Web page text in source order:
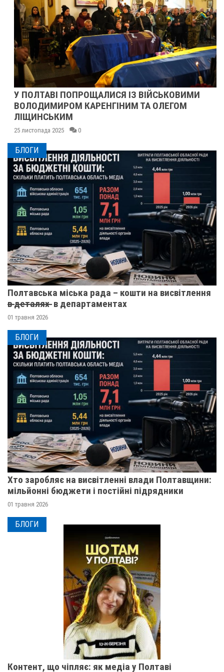
У ПОЛТАВІ ПОПРОЩАЛИСЯ ІЗ ВІЙСЬКОВИМИ
ВОЛОДИМИРОМ КАРЕНГІНИМ ТА ОЛЕГОМ
ЛІЩИНСЬКИМ
25 листопада 2025 0
БЛОГИ
Полтавська міська рада – кошти на висвітлення
в̶ ̶д̶е̶т̶а̶л̶я̶х̶ ̶ в департаментах
01 травня 2026
БЛОГИ
Хто заробляє на висвітленні влади Полтавщини:
мільйонні бюджети і постійні підрядники
01 травня 2026
БЛОГИ
Контент, що чіпляє: як медіа у Полтаві